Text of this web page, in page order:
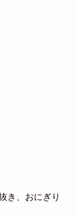
き、おにぎり